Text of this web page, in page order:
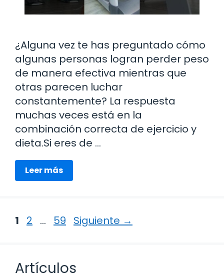
¿Alguna vez te has preguntado cómo
algunas personas logran perder peso
de manera efectiva mientras que
otras parecen luchar
constantemente? La respuesta
muchas veces está en la
combinación correcta de ejercicio y
dieta.Si eres de …
Leer más
Página
1 Página
2 … Página
59 Siguiente →
Artículos